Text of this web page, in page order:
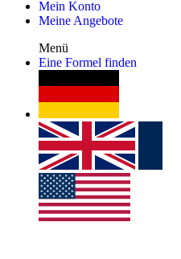
Mein Konto
Meine Angebote
Menü
Eine Formel finden